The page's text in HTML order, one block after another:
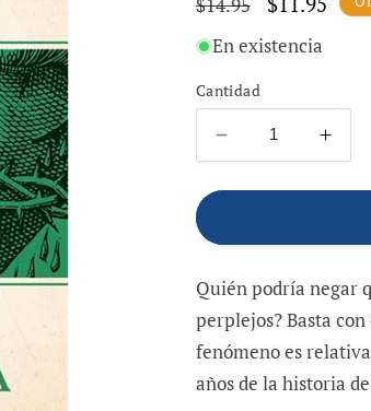
habitual
$14.95
En existencia
Cantidad
Reducir
cantidad
para
Abierta
los
Católicos
Perplejos
para
los
Quién podría negar
perplejos? Basta
fenómeno es
años de la historia